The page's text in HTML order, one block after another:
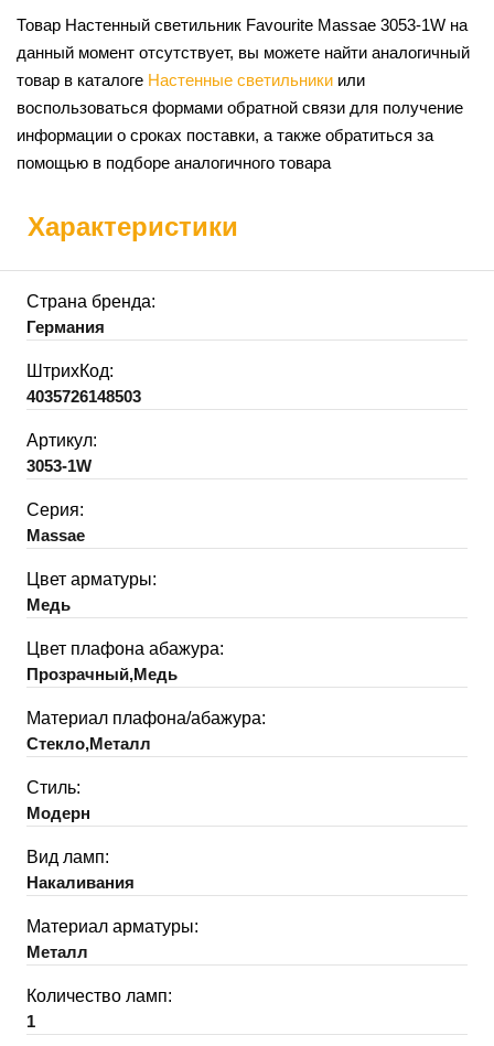
Товар Настенный светильник Favourite Massae 3053-1W на
данный момент отсутствует, вы можете найти аналогичный
товар в каталоге Настенные светильники или
воспользоваться формами обратной связи для получение
информации о сроках поставки, а также обратиться за
помощью в подборе аналогичного товара
Характеристики
Страна бренда:
Германия
ШтрихКод:
4035726148503
Артикул:
3053-1W
Серия:
Massae
Цвет арматуры:
Медь
Цвет плафона абажура:
Прозрачный,Медь
Материал плафона/абажура:
Стекло,Металл
Стиль:
Модерн
Вид ламп:
Накаливания
Материал арматуры:
Металл
Количество ламп:
1